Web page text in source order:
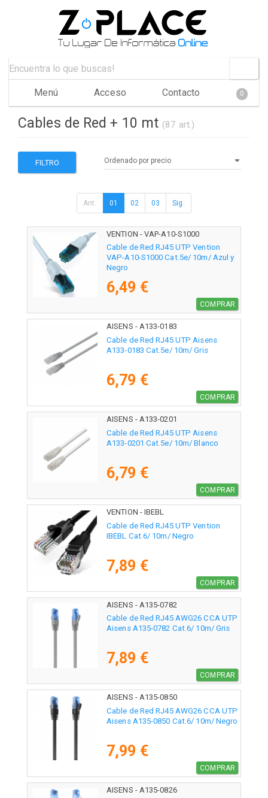
Menú Acceso Contacto 0
Cables de Red + 10 mt (87 art.)
FILTRO
Ant. 01 02 03 Sig.
VENTION - VAP-A10-S1000
Cable de Red RJ45 UTP Vention
VAP-A10-S1000 Cat.5e/ 10m/ Azul y
Negro
6,49 €
COMPRAR
AISENS - A133-0183
Cable de Red RJ45 UTP Aisens
A133-0183 Cat.5e/ 10m/ Gris
6,79 €
COMPRAR
AISENS - A133-0201
Cable de Red RJ45 UTP Aisens
A133-0201 Cat.5e/ 10m/ Blanco
6,79 €
COMPRAR
VENTION - IBEBL
Cable de Red RJ45 UTP Vention
IBEBL Cat.6/ 10m/ Negro
7,89 €
COMPRAR
AISENS - A135-0782
Cable de Red RJ45 AWG26 CCA UTP
Aisens A135-0782 Cat.6/ 10m/ Gris
7,89 €
COMPRAR
AISENS - A135-0850
Cable de Red RJ45 AWG26 CCA UTP
Aisens A135-0850 Cat.6/ 10m/ Negro
7,99 €
COMPRAR
AISENS - A135-0826